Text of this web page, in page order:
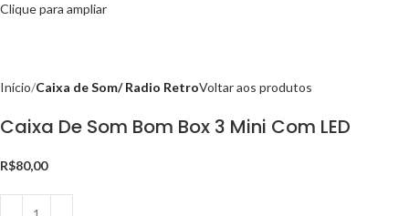
Clique para ampliar
Início Caixa de Som/ Radio RetroVoltar aos produtos
Caixa De Som Bom Box 3 Mini Com LED
R$80,00